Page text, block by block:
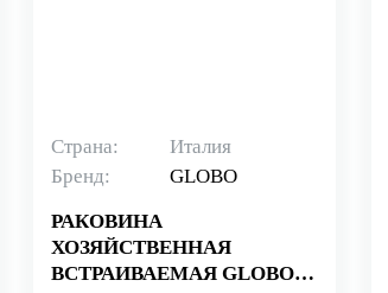
Страна:
Италия
Бренд:
GLOBO
РАКОВИНА
ХОЗЯЙСТВЕННАЯ
ВСТРАИВАЕМАЯ GLOBO